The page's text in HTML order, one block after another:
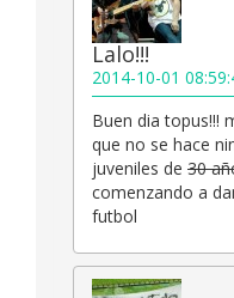
Lalo!!!
2014-10-01
Buen dia topus!!!
que no se hace
juveniles de 30
comenzando a
futbol